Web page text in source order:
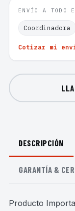
ENVÍO A TODO
Coordinadora
Cotizar mi
DESCRIPCIÓN
GARANTÍA &
Producto